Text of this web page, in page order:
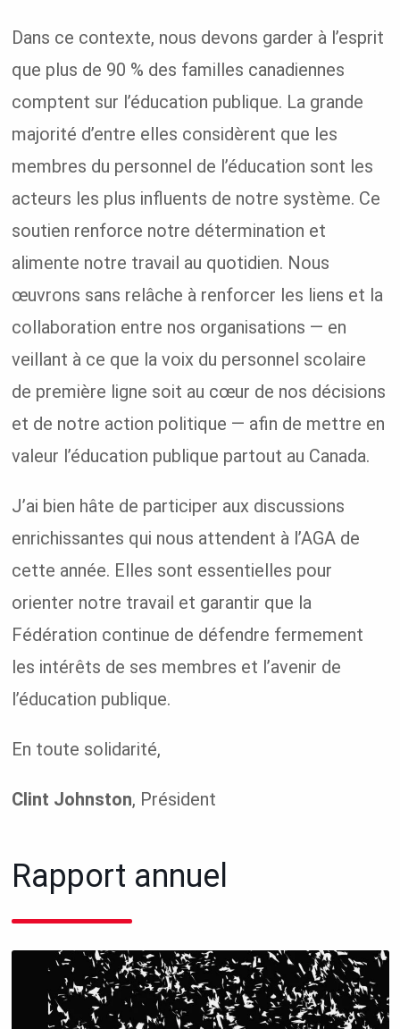
Dans ce contexte, nous devons garder à l’esprit
que plus de 90 % des familles canadiennes
comptent sur l’éducation publique. La grande
majorité d’entre elles considèrent que les
membres du personnel de l’éducation sont les
acteurs les plus influents de notre système. Ce
soutien renforce notre détermination et
alimente notre travail au quotidien. Nous
œuvrons sans relâche à renforcer les liens et la
collaboration entre nos organisations — en
veillant à ce que la voix du personnel scolaire
de première ligne soit au cœur de nos décisions
et de notre action politique — afin de mettre en
valeur l’éducation publique partout au Canada.
J’ai bien hâte de participer aux discussions
enrichissantes qui nous attendent à l’AGA de
cette année. Elles sont essentielles pour
orienter notre travail et garantir que la
Fédération continue de défendre fermement
les intérêts de ses membres et l’avenir de
l’éducation publique.
En toute solidarité,
Clint Johnston, Président
Rapport annuel